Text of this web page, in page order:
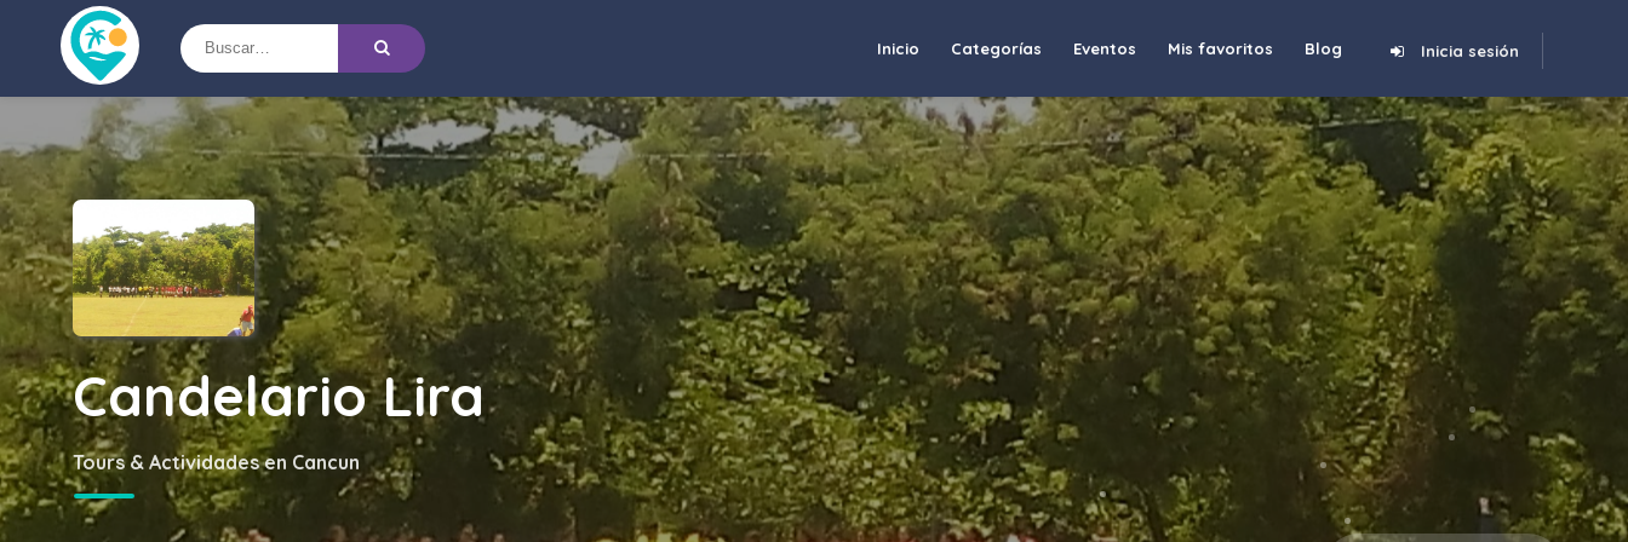
Inicia sesión
Inicio Categorías Eventos Mis favoritos Blog
Candelario Lira
Tours & Actividades en Cancun